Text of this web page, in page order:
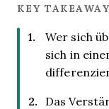
KEY
Wer sich
sich in
Das